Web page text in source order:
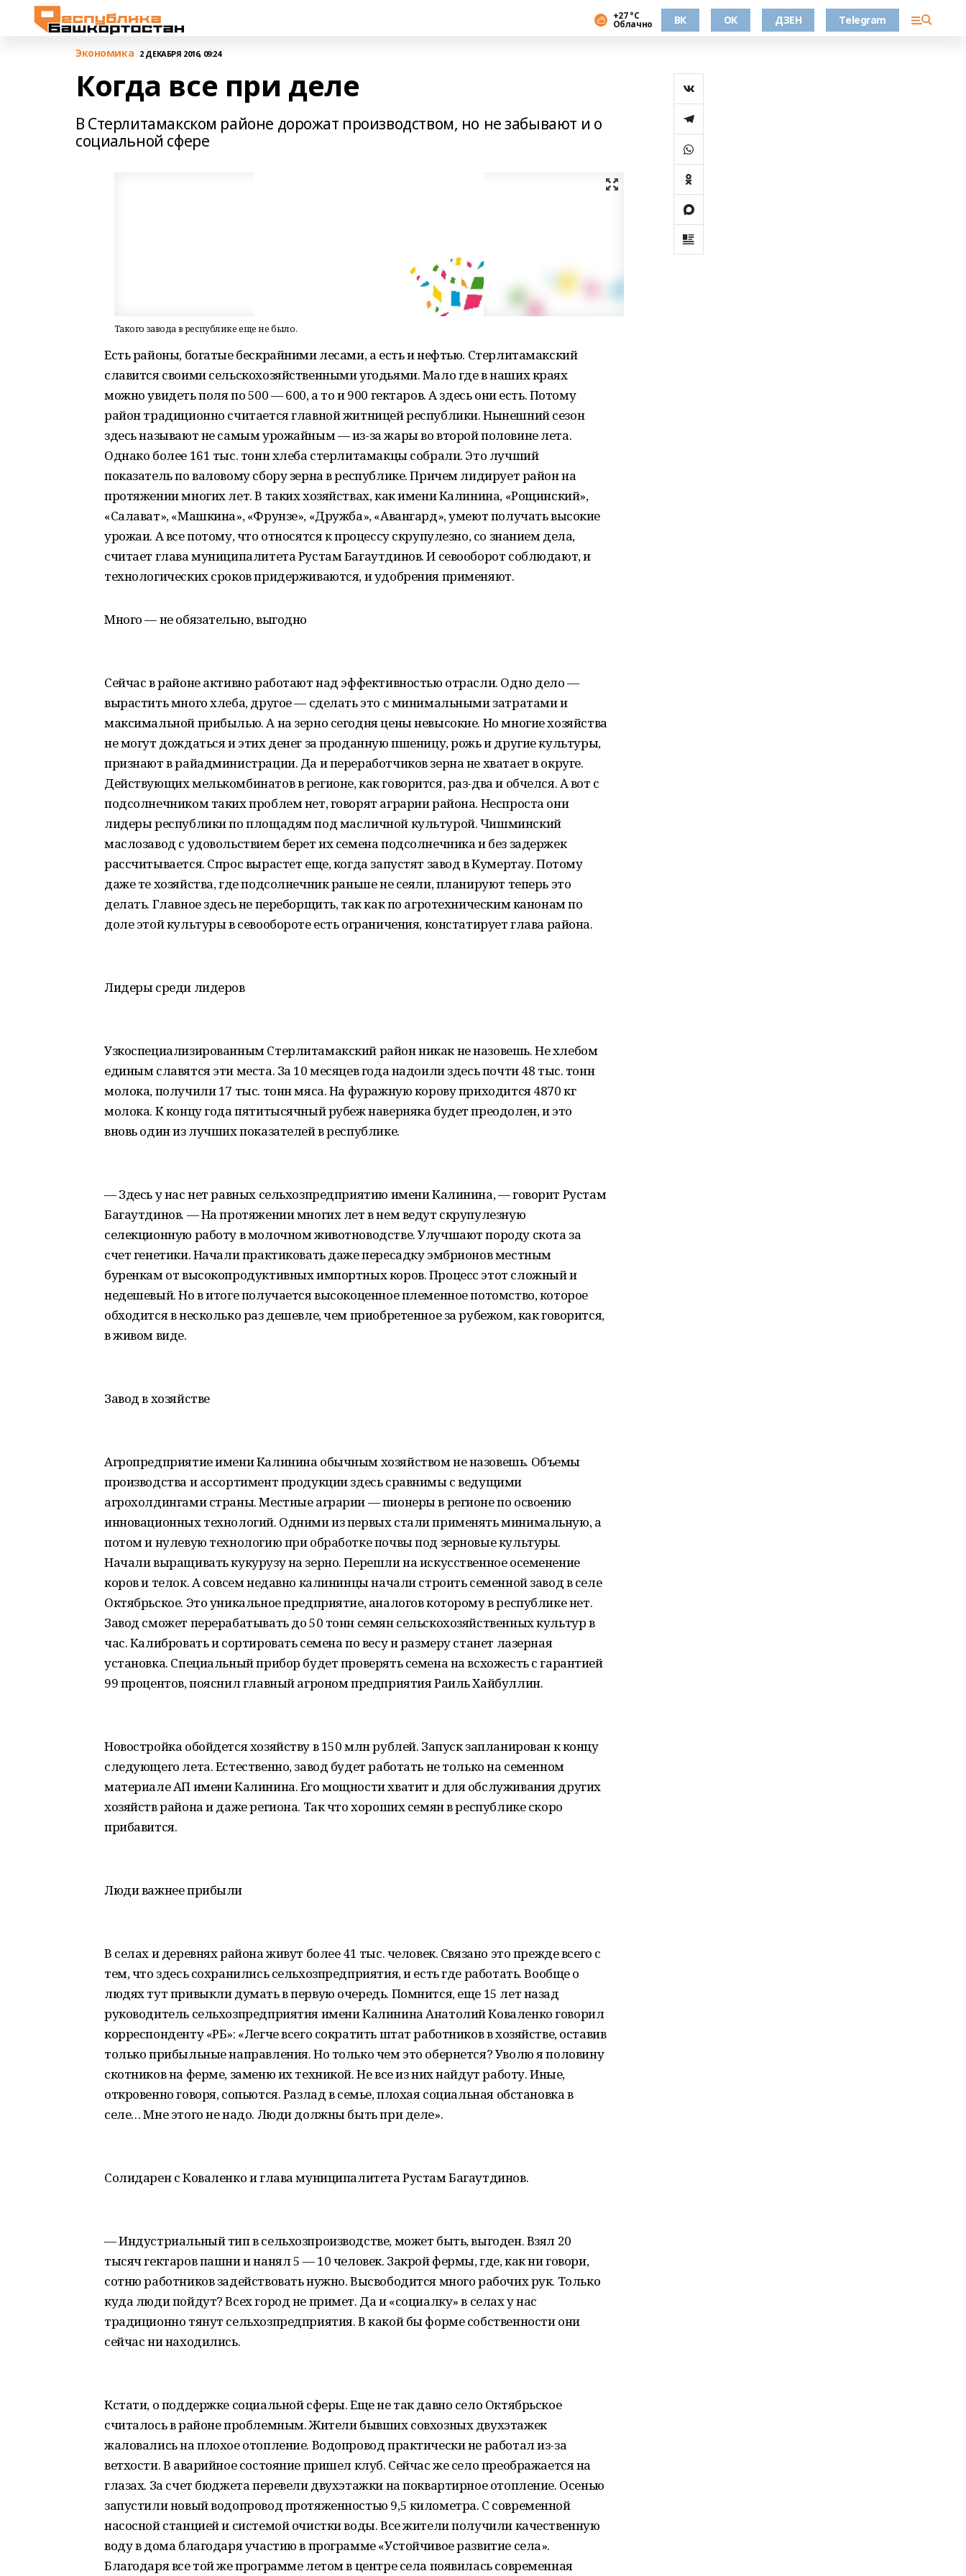
+27 °С
Облачно ВК OK ДЗЕН Telegram
Экономика 2 ДЕКАБРЯ 2016, 09:24
Когда все при деле
В Стерлитамакском районе дорожат производством, но не забывают и о
социальной сфере
Такого завода в республике еще не было.
Есть районы, богатые бескрайними лесами, а есть и нефтью. Стерлитамакский
славится своими сельскохозяйственными угодьями. Мало где в наших краях
можно увидеть поля по 500 — 600, а то и 900 гектаров. А здесь они есть. Потому
район традиционно считается главной житницей республики. Нынешний сезон
здесь называют не самым урожайным — из-за жары во второй половине лета.
Однако более 161 тыс. тонн хлеба стерлитамакцы собрали. Это лучший
показатель по валовому сбору зерна в республике. Причем лидирует район на
протяжении многих лет. В таких хозяйствах, как имени Калинина, «Рощинский»,
«Салават», «Машкина», «Фрунзе», «Дружба», «Авангард», умеют получать высокие
урожаи. А все потому, что относятся к процессу скрупулезно, со знанием дела,
считает глава муниципалитета Рустам Багаутдинов. И севооборот соблюдают, и
технологических сроков придерживаются, и удобрения применяют.
Много — не обязательно, выгодно
Сейчас в районе активно работают над эффективностью отрасли. Одно дело —
вырастить много хлеба, другое — сделать это с минимальными затратами и
максимальной прибылью. А на зерно сегодня цены невысокие. Но многие хозяйства
не могут дождаться и этих денег за проданную пшеницу, рожь и другие культуры,
признают в райадминистрации. Да и переработчиков зерна не хватает в округе.
Действующих мелькомбинатов в регионе, как говорится, раз-два и обчелся. А вот с
подсолнечником таких проблем нет, говорят аграрии района. Неспроста они
лидеры республики по площадям под масличной культурой. Чишминский
маслозавод с удовольствием берет их семена подсолнечника и без задержек
рассчитывается. Спрос вырастет еще, когда запустят завод в Кумертау. Потому
даже те хозяйства, где подсолнечник раньше не сеяли, планируют теперь это
делать. Главное здесь не переборщить, так как по агротехническим канонам по
доле этой культуры в севообороте есть ограничения, констатирует глава района.
Лидеры среди лидеров
Узкоспециализированным Стерлитамакский район никак не назовешь. Не хлебом
единым славятся эти места. За 10 месяцев года надоили здесь почти 48 тыс. тонн
молока, получили 17 тыс. тонн мяса. На фуражную корову приходится 4870 кг
молока. К концу года пятитысячный рубеж наверняка будет преодолен, и это
вновь один из лучших показателей в республике.
— Здесь у нас нет равных сельхозпредприятию имени Калинина, — говорит Рустам
Багаутдинов. — На протяжении многих лет в нем ведут скрупулезную
селекционную работу в молочном животноводстве. Улучшают породу скота за
счет генетики. Начали практиковать даже пересадку эмбрионов местным
буренкам от высокопродуктивных импортных коров. Процесс этот сложный и
недешевый. Но в итоге получается высокоценное племенное потомство, которое
обходится в несколько раз дешевле, чем приобретенное за рубежом, как говорится,
в живом виде.
Завод в хозяйстве
Агропредприятие имени Калинина обычным хозяйством не назовешь. Объемы
производства и ассортимент продукции здесь сравнимы с ведущими
агрохолдингами страны. Местные аграрии — пионеры в регионе по освоению
инновационных технологий. Одними из первых стали применять минимальную, а
потом и нулевую технологию при обработке почвы под зерновые культуры.
Начали выращивать кукурузу на зерно. Перешли на искусственное осеменение
коров и телок. А совсем недавно калининцы начали строить семенной завод в селе
Октябрьское. Это уникальное предприятие, аналогов которому в республике нет.
Завод сможет перерабатывать до 50 тонн семян сельскохозяйственных культур в
час. Калибровать и сортировать семена по весу и размеру станет лазерная
установка. Специальный прибор будет проверять семена на всхожесть с гарантией
99 процентов, пояснил главный агроном предприятия Раиль Хайбуллин.
Новостройка обойдется хозяйству в 150 млн рублей. Запуск запланирован к концу
следующего лета. Естественно, завод будет работать не только на семенном
материале АП имени Калинина. Его мощности хватит и для обслуживания других
хозяйств района и даже региона. Так что хороших семян в республике скоро
прибавится.
Люди важнее прибыли
В селах и деревнях района живут более 41 тыс. человек. Связано это прежде всего с
тем, что здесь сохранились сельхозпредприятия, и есть где работать. Вообще о
людях тут привыкли думать в первую очередь. Помнится, еще 15 лет назад
руководитель сельхозпредприятия имени Калинина Анатолий Коваленко говорил
корреспонденту «РБ»: «Легче всего сократить штат работников в хозяйстве, оставив
только прибыльные направления. Но только чем это обернется? Уволю я половину
скотников на ферме, заменю их техникой. Не все из них найдут работу. Иные,
откровенно говоря, сопьются. Разлад в семье, плохая социальная обстановка в
селе… Мне этого не надо. Люди должны быть при деле».
Солидарен с Коваленко и глава муниципалитета Рустам Багаутдинов.
— Индустриальный тип в сельхозпроизводстве, может быть, выгоден. Взял 20
тысяч гектаров пашни и нанял 5 — 10 человек. Закрой фермы, где, как ни говори,
сотню работников задействовать нужно. Высвободится много рабочих рук. Только
куда люди пойдут? Всех город не примет. Да и «социалку» в селах у нас
традиционно тянут сельхозпредприятия. В какой бы форме собственности они
сейчас ни находились.
Кстати, о поддержке социальной сферы. Еще не так давно село Октябрьское
считалось в районе проблемным. Жители бывших совхозных двухэтажек
жаловались на плохое отопление. Водопровод практически не работал из-за
ветхости. В аварийное состояние пришел клуб. Сейчас же село преображается на
глазах. За счет бюджета перевели двухэтажки на поквартирное отопление. Осенью
запустили новый водопровод протяженностью 9,5 километра. С современной
насосной станцией и системой очистки воды. Все жители получили качественную
воду в дома благодаря участию в программе «Устойчивое развитие села».
Благодаря все той же программе летом в центре села появилась современная